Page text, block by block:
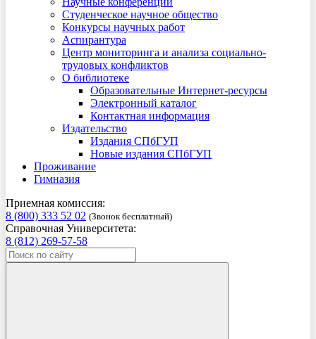
Студенческое научное общество
Конкурсы научных работ
Аспирантура
Центр мониторинга и анализа социально-
трудовых конфликтов
О библиотеке
Образовательные Интернет-ресурсы
Электронный каталог
Контактная информация
Издательство
Издания СПбГУП
Новые издания СПбГУП
Проживание
Гимназия
Приемная комиссия:
8 (800) 333 52 02 (Звонок бесплатный)
Справочная Университета:
8 (812) 269-57-58